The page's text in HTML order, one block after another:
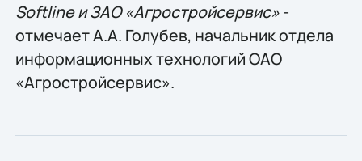
Softline и ЗАО «Агростройсервис»-
отмечает А.А. Голубев, начальник отдела
информационных технологий ОАО
«Агростройсервис».